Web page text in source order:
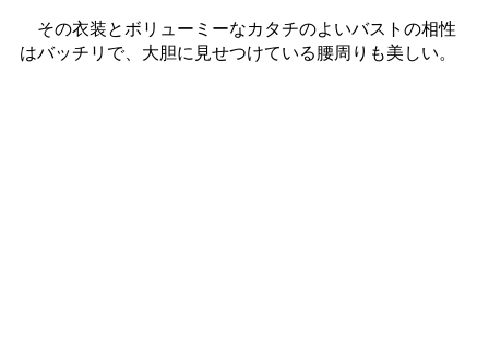
その衣装とボリューミーなカタチのよいバストの相性
はバッチリで、大胆に見せつけている腰周りも美しい。